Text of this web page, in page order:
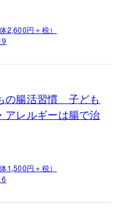
2,600円＋税）
の腸活習慣 子ども
アレルギーは腸で治
1,500円＋税）